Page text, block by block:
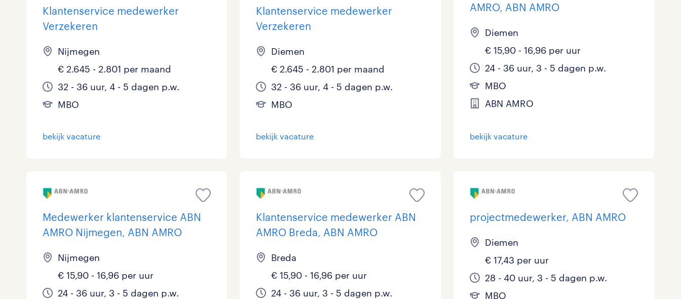
Klantenservice medewerker
Verzekeren
Nijmegen
€ 2.645 - 2.801 per maand
32 - 36 uur, 4 - 5 dagen p.w.
MBO
bekijk vacature
Klantenservice medewerker
Verzekeren
Diemen
€ 2.645 - 2.801 per maand
32 - 36 uur, 4 - 5 dagen p.w.
MBO
bekijk vacature
AMRO, ABN AMRO
Diemen
€ 15,90 - 16,96 per uur
24 - 36 uur, 3 - 5 dagen p.w.
MBO
ABN AMRO
bekijk vacature
Medewerker klantenservice ABN
AMRO Nijmegen, ABN AMRO
Nijmegen
€ 15,90 - 16,96 per uur
24 - 36 uur, 3 - 5 dagen p.w.
Klantenservice medewerker ABN
AMRO Breda, ABN AMRO
Breda
€ 15,90 - 16,96 per uur
24 - 36 uur, 3 - 5 dagen p.w.
projectmedewerker, ABN AMRO
Diemen
€ 17,43 per uur
28 - 40 uur, 3 - 5 dagen p.w.
MBO